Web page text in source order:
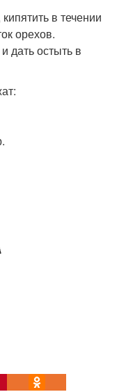
в течении
орехов.
дать остыть в